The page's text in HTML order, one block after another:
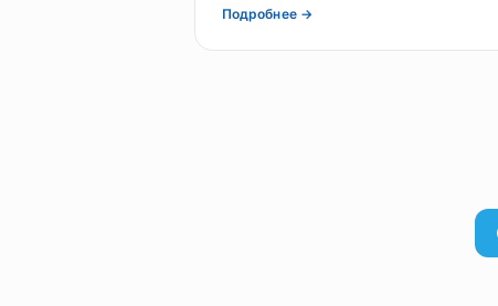
Подробнее →